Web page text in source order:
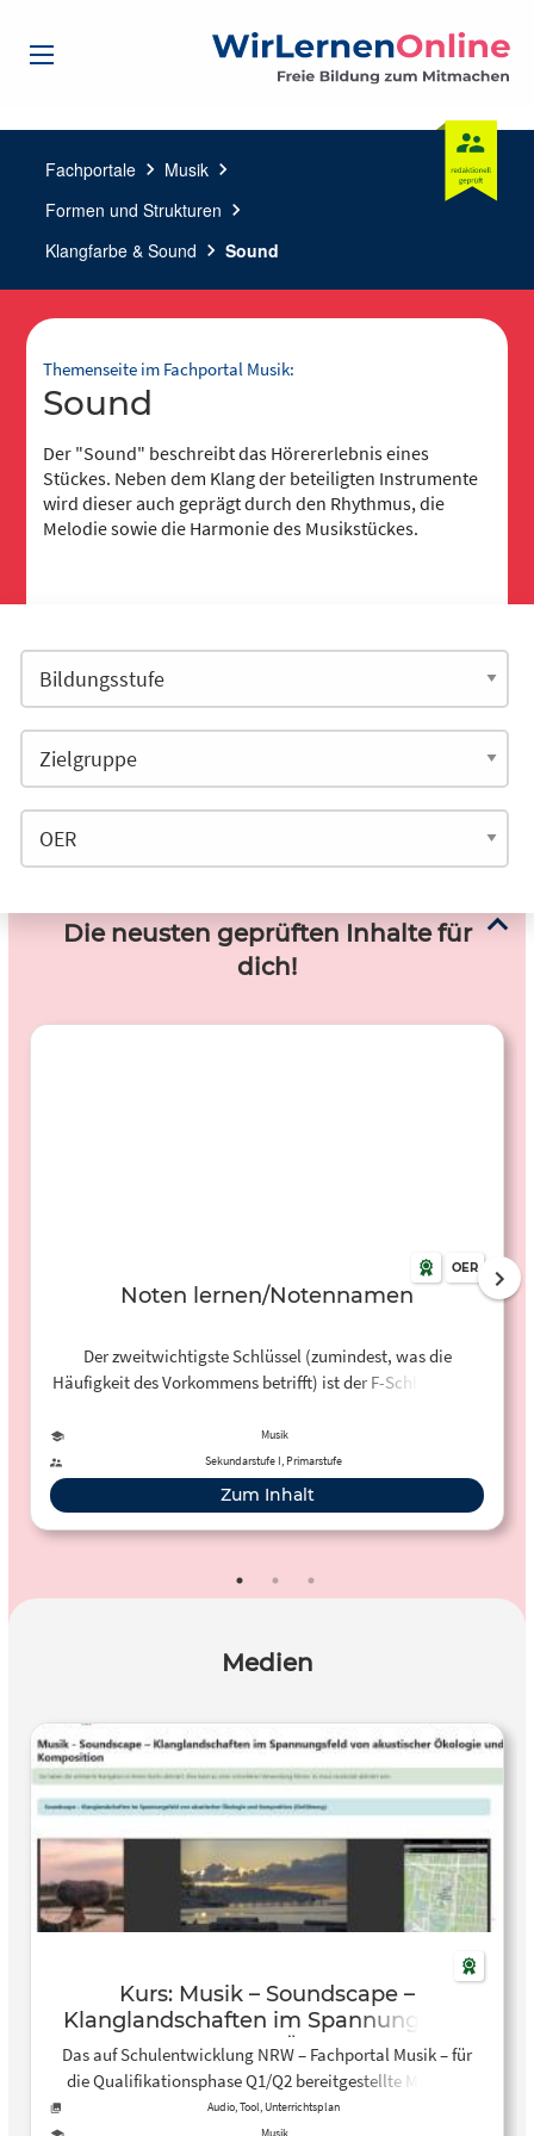
Fachportale chevron_right Musik chevron_right
Formen und Strukturen chevron_right
Klangfarbe & Sound chevron_right Sound
Themenseite im Fachportal Musik:
Sound
Der "Sound" beschreibt das Hörererlebnis eines
Stückes. Neben dem Klang der beteiligten Instrumente
wird dieser auch geprägt durch den Rhythmus, die
Melodie sowie die Harmonie des Musikstückes.
Die neusten geprüften Inhalte für
dich!
OER
Noten lernen/Notennamen
Der zweitwichtigste Schlüssel (zumindest, was die
Häufigkeit des Vorkommens betrifft) ist der F-Schlüssel der
Bass-Instrumente und natürlich auch für die Bass-Sänger
(im Chor) verwendet wird. Er ist aus dem Buchstaben "F"
entstanden und die beiden F-Striche umklammern die Linie
F.
Musik
Sekundarstufe I, Primarstufe
Zum Inhalt
Medien
Kurs: Musik – Soundscape –
Klanglandschaften im Spannungsfeld
von akustischer Ökologie und
Komposition
Das auf Schulentwicklung NRW – Fachportal Musik – für
die Qualifikationsphase Q1/Q2 bereitgestellte Material
zum Thema “Soundscape – Klanglandschaften zwischen
Audio, Tool, Unterrichtsplan